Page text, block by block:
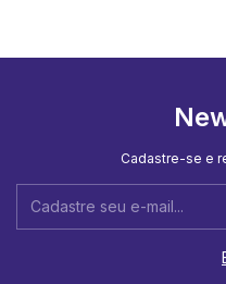
Cadastre-se e